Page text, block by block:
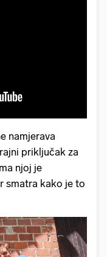
namjerava
priključak za
njoj je
smatra kako je to